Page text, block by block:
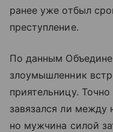
ранее уже отбыл
преступление.
По данным
злоумышленник
приятельницу. Точно
завязался ли между
но мужчина силой